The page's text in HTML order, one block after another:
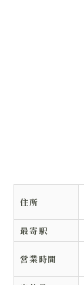
住所
最寄駅
営業時間